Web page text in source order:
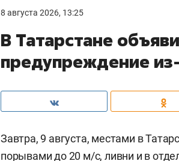
8 августа 2026, 13:25
В Татарстане
предупреждение
Завтра, 9 августа, местами в
порывами до 20 м/c, ливни и в